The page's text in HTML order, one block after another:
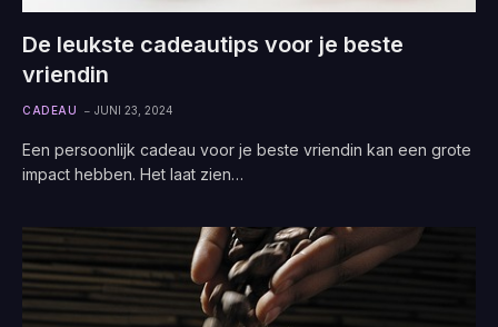
De leukste cadeautips voor je beste
vriendin
CADEAU JUNI 23, 2024
Een persoonlijk cadeau voor je beste vriendin kan een grote
impact hebben. Het laat zien…